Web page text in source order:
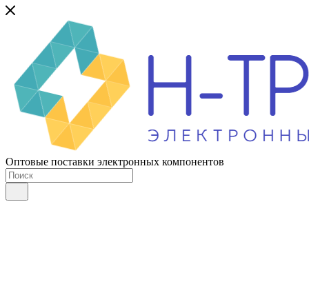
Оптовые поставки электронных компонентов